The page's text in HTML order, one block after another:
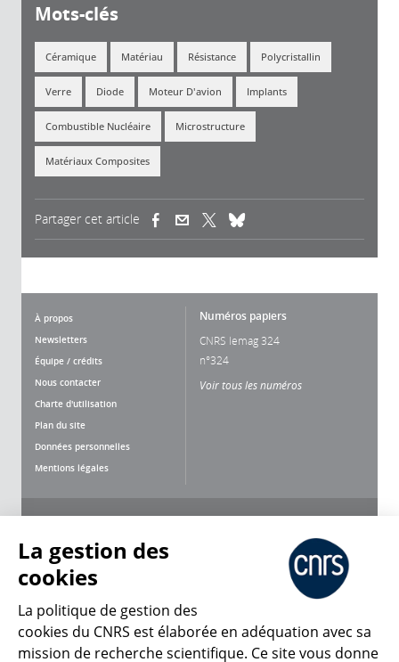
Mots-clés
Céramique Matériau Résistance Polycristallin
Verre Diode Moteur D'avion Implants
Combustible Nucléaire Microstructure
Matériaux Composites
Partager cet article (link is external)(link is external)
À propos
Newsletters
Équipe / crédits
Nous contacter
Charte d'utilisation
Plan du site
Données personnelles
Mentions légales
Numéros papiers
CNRS lemag 324
n°324
Voir tous les numéros
CNRS Le Mag
La gestion des
cookies
La politique de gestion des
cookies du CNRS est élaborée en adéquation avec sa
mission de recherche scientifique. Ce site vous donne